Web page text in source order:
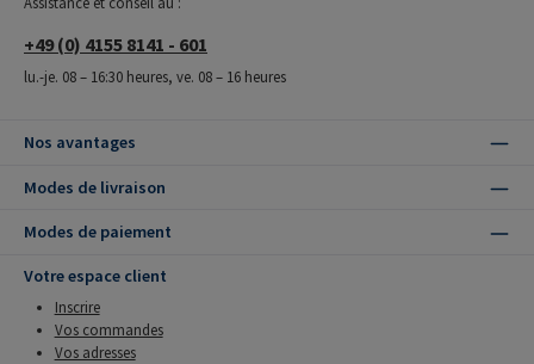
+49 (0) 4155 8141 - 601
lu.-je. 08 – 16:30 heures, ve. 08 – 16 heures
Nos avantages
Modes de livraison
Modes de paiement
Votre espace client
Inscrire
Vos commandes
Vos adresses